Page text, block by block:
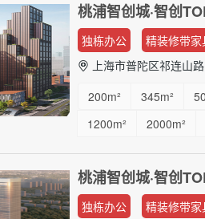
桃浦智创城·智创
独栋办公
精装修带家
上海市普陀区祁连山
200m²
345m²
1200m²
2000m²
...
桃浦智创城·智创
独栋办公
精装修带家